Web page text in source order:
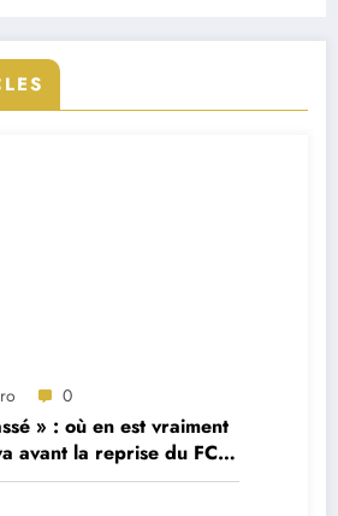
0
» : où en est vraiment
avant la reprise du FC